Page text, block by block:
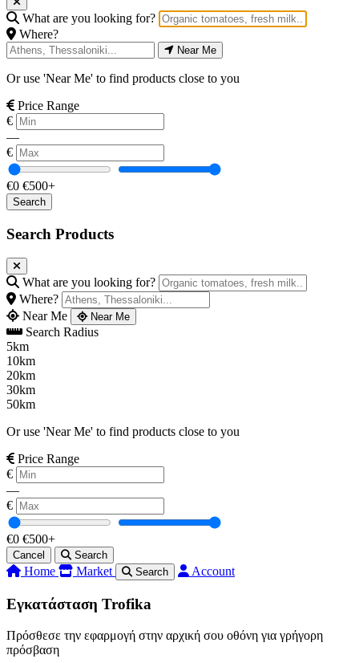
What are you looking for?
Where?
Near Me
Or use 'Near Me' to find products close to you
Price Range
€
—
€
€0 €500+
Search Products
What are you looking for?
Where?
Near Me
Near Me
Search Radius
5km
10km
20km
30km
50km
Or use 'Near Me' to find products close to you
Price Range
€
—
€
€0 €500+
Cancel Search
Home Market Search Account
Εγκατάσταση Trofika
Πρόσθεσε την εφαρμογή στην αρχική σου οθόνη για γρήγορη
πρόσβαση